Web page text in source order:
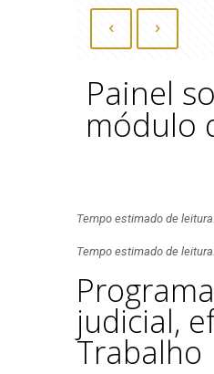
Painel
módulo
Tempo estimado de
Tempo estimado de
judicial,
Trabalho